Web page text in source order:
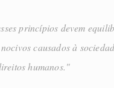
princípios devem
causados à
humanos."